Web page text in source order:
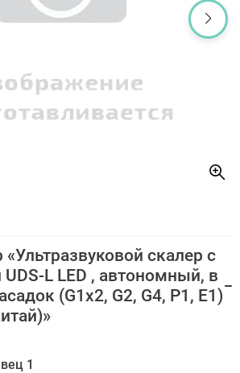
скалер с
L LED , автономный, в
(G1x2, G2, G4, P1, E1)
1